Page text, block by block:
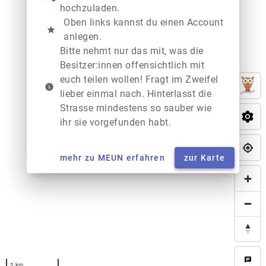
chat
hochzuladen.
star
Oben links kannst du einen Account
anlegen.
info
Bitte nehmt nur das mit, was die
Besitzer:innen offensichtlich mit
euch teilen wollen! Fragt im Zweifel
lieber einmal nach. Hinterlasst die
Strasse mindestens so sauber wie
ihr sie vorgefunden habt.
mehr zu MEUN erfahren zur Karte